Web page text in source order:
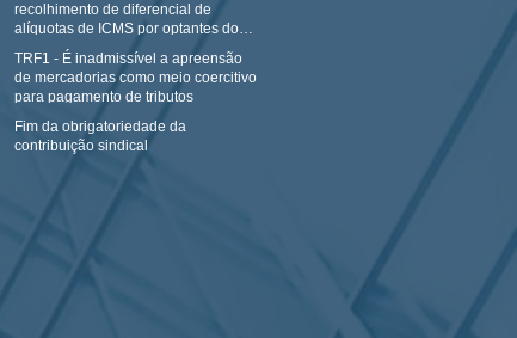
recolhimento de diferencial de
alíquotas de ICMS por optantes do
Simples N
TRF1 - É inadmissível a apreensão
de mercadorias como meio coercitivo
para pagamento de tributos
Fim da obrigatoriedade da
contribuição sindical